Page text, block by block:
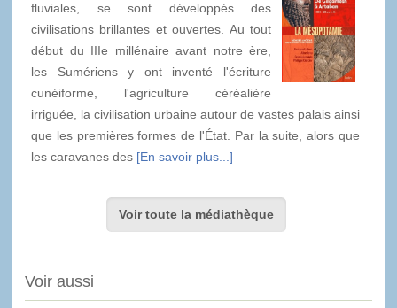
fluviales, se sont développés des
civilisations brillantes et ouvertes. Au tout
début du IIIe millénaire avant notre ère,
les Sumériens y ont inventé l'écriture
cunéiforme, l'agriculture céréalière
irriguée, la civilisation urbaine autour de vastes palais ainsi
que les premières formes de l'État. Par la suite, alors que
les caravanes des [En savoir plus...]
Voir toute la médiathèque
Voir aussi